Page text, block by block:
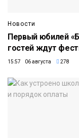
Новости
Первый юбилей
гостей ждут
15:57 06 августа 278